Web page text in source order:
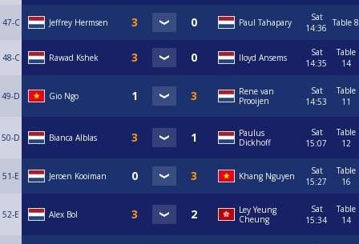
47-C Jeffrey Hermsen Paul Tahapary
Sat
14:36 Table 8
48-C Rawad Kshek lloyd Ansems
Sat
14:35
Table
14
49-D Gio Ngo
Rene van
Prooijen
Sat
14:53
Table
11
50-D Bianca Alblas
Paulus
Dickhoff
Sat
15:07
Table
12
51-E Jeroen Kooiman Khang Nguyen
Sat
15:27
Table
16
52-E Alex Bol
Ley Yeung
Cheung
Sat
15:34
Table
14